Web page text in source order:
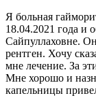
Я больная
18.04.2021 года и
Сайпуллаховне.
рентген. Хочу
мне лечение. За
Мне хорошо и
капельницы